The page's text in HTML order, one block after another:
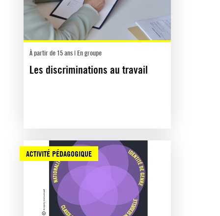
À partir de 15 ans | En groupe
Les discriminations au travail
ACTIVITÉ PÉDAGOGIQUE